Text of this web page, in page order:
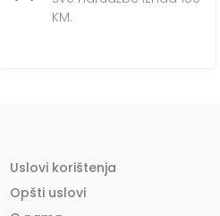
KM.
Uslovi korištenja
Opšti uslovi